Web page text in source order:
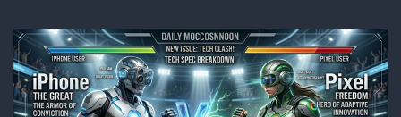
（不
信
感）